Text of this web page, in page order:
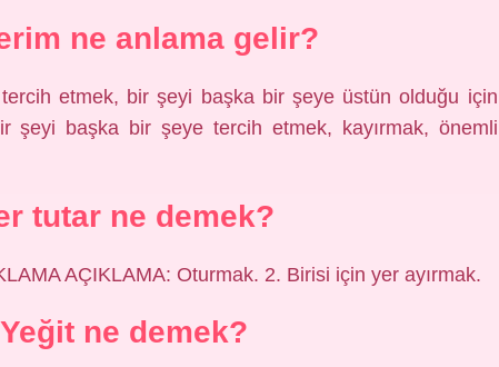
ne anlama gelir?
etmek, bir şeyi başka bir şeye üstün olduğu için
şeyi başka bir şeye tercih etmek, kayırmak, önemli
tutar ne demek?
AÇIKLAMA: Oturmak. 2. Birisi için yer ayırmak.
Yeğit ne demek?